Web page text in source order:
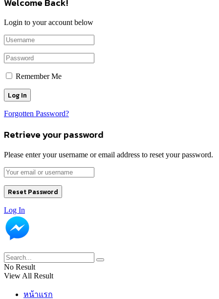
Login to your account below
Remember Me
Forgotten Password?
Retrieve your password
Please enter your username or email address to reset your password.
Log In
No Result
View All Result
หน้าแรก